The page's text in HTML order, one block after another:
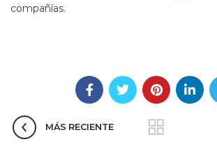
compañías.
MÁS RECIENTE